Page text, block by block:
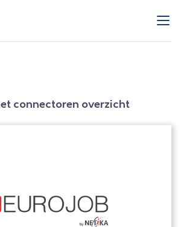
connectoren overzicht